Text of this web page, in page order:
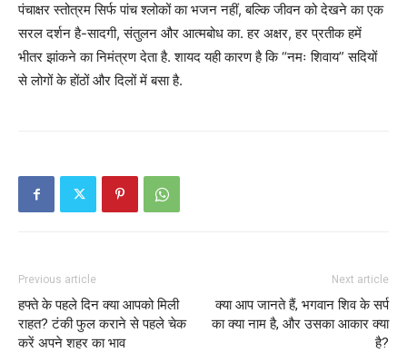
पंचाक्षर स्तोत्रम सिर्फ पांच श्लोकों का भजन नहीं, बल्कि जीवन को देखने का एक
सरल दर्शन है-सादगी, संतुलन और आत्मबोध का. हर अक्षर, हर प्रतीक हमें
भीतर झांकने का निमंत्रण देता है. शायद यही कारण है कि “नमः शिवाय” सदियों
से लोगों के होंठों और दिलों में बसा है.
Previous article
हफ्ते के पहले दिन क्या आपको मिली
राहत? टंकी फुल कराने से पहले चेक
करें अपने शहर का भाव
Next article
क्या आप जानते हैं, भगवान शिव के सर्प
का क्या नाम है, और उसका आकार क्या
है?